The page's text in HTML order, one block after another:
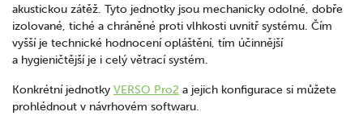
akustickou zátěž. Tyto jednotky jsou mechanicky odolné, dobře
izolované, tiché a chráněné proti vlhkosti uvnitř systému. Čím
vyšší je technické hodnocení opláštění, tím účinnější
a hygieničtější je i celý větrací systém.
Konkrétní jednotky VERSO Pro2 a jejich konfigurace si můžete
prohlédnout v návrhovém softwaru.